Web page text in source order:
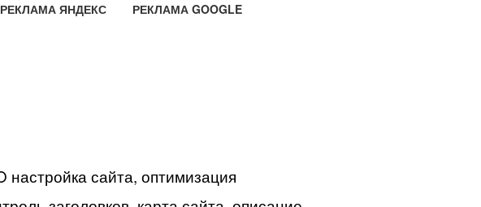
РЕКЛАМА ЯНДЕКС РЕКЛАМА GOOGLE
настройка сайта, оптимизация